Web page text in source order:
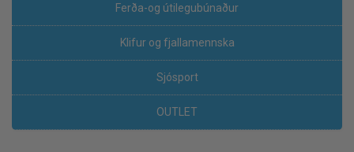
Ferða-og útilegubúnaður
Klifur og fjallamennska
Sjósport
OUTLET